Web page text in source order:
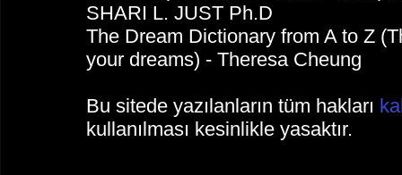
SHARI L. JUST Ph.D
The Dream Dictionary from A to Z
your dreams) - Theresa Cheung
Bu sitede yazılanların tüm hakları
kullanılması kesinlikle yasaktır.